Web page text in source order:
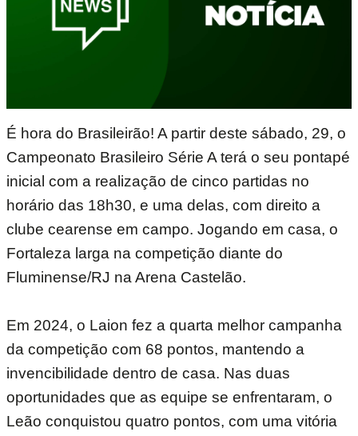
É hora do Brasileirão! A partir deste sábado, 29, o
Campeonato Brasileiro Série A terá o seu pontapé
inicial com a realização de cinco partidas no
horário das 18h30, e uma delas, com direito a
clube cearense em campo. Jogando em casa, o
Fortaleza larga na competição diante do
Fluminense/RJ na Arena Castelão.
Em 2024, o Laion fez a quarta melhor campanha
da competição com 68 pontos, mantendo a
invencibilidade dentro de casa. Nas duas
oportunidades que as equipe se enfrentaram, o
Leão conquistou quatro pontos, com uma vitória